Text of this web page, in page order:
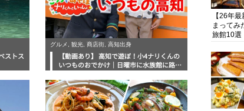
ストス
グルメ, 観光, 商店街, 高知出身
【動画あり】 高知で遊ぼ！小4ナリくんの
いつものおでかけ｜日曜市に水族館に路面
【26年
まってみ
旅館10選
厳選